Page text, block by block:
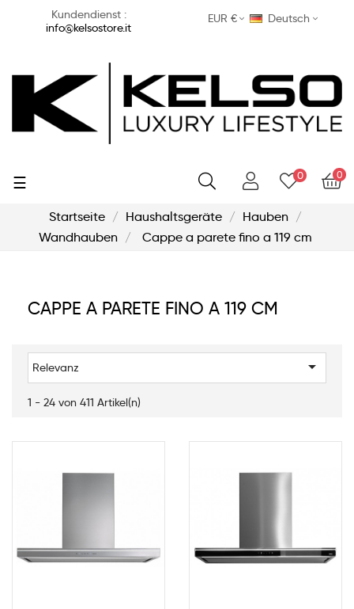
Kundendienst :
info@kelsostore.it
EUR € Deutsch
0
0
Umschalten
Navigation
☰
Startseite Haushaltsgeräte
Hauben
Wandhauben
Cappe a parete fino a 119 cm
CAPPE A PARETE FINO A 119 CM
Relevanz 
1 - 24 von 411 Artikel(n)